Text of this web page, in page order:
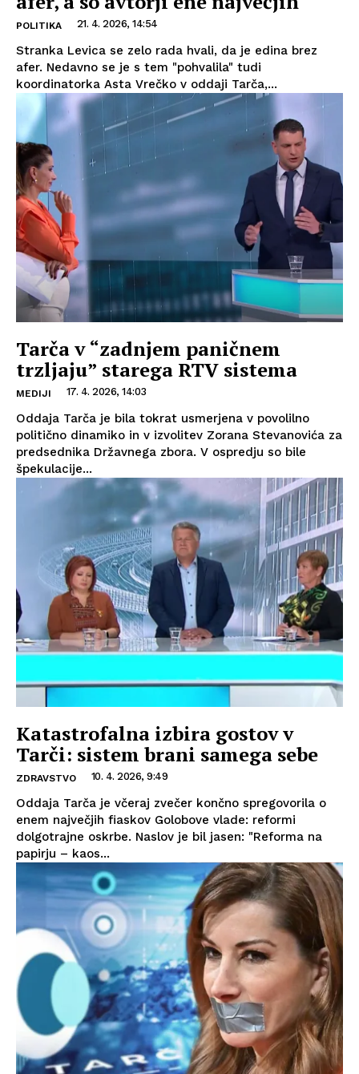
POLITIKA 21. 4. 2026, 14:54
Stranka Levica se zelo rada hvali, da je edina brez
afer. Nedavno se je s tem "pohvalila" tudi
koordinatorka Asta Vrečko v oddaji Tarča,...
Tarča v “zadnjem paničnem
trzljaju” starega RTV sistema
MEDIJI 17. 4. 2026, 14:03
Oddaja Tarča je bila tokrat usmerjena v povolilno
politično dinamiko in v izvolitev Zorana Stevanovića za
predsednika Državnega zbora. V ospredju so bile
špekulacije...
Katastrofalna izbira gostov v
Tarči: sistem brani samega sebe
ZDRAVSTVO 10. 4. 2026, 9:49
Oddaja Tarča je včeraj zvečer končno spregovorila o
enem največjih fiaskov Golobove vlade: reformi
dolgotrajne oskrbe. Naslov je bil jasen: "Reforma na
papirju – kaos...